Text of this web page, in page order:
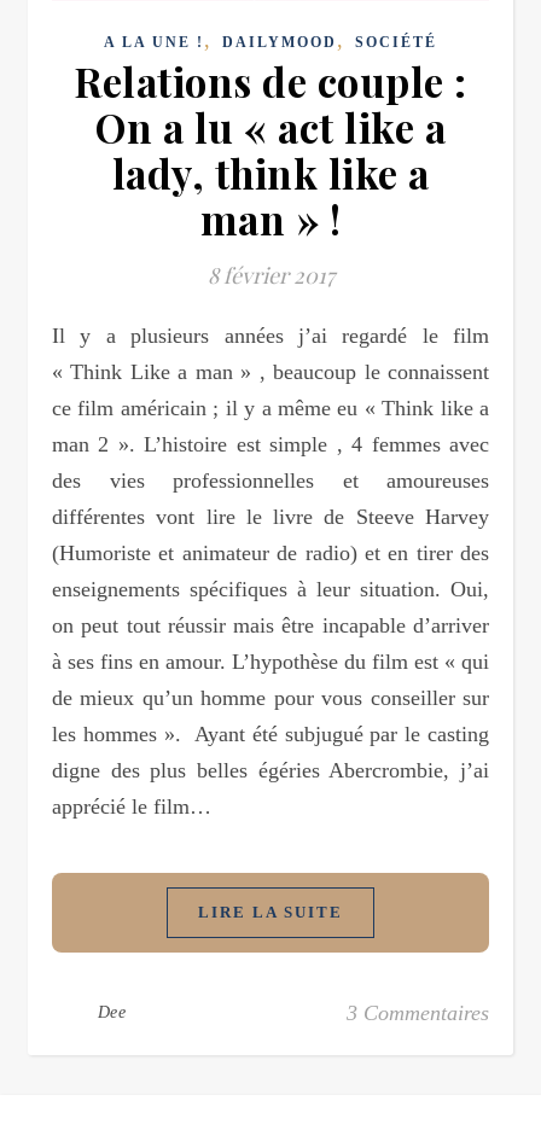
A LA UNE ! , DAILYMOOD , SOCIÉTÉ
Relations de couple :
On a lu « act like a
lady, think like a
man » !
8 février 2017
Il y a plusieurs années j’ai regardé le film
« Think Like a man » , beaucoup le connaissent
ce film américain ; il y a même eu « Think like a
man 2 ». L’histoire est simple , 4 femmes avec
des vies professionnelles et amoureuses
différentes vont lire le livre de Steeve Harvey
(Humoriste et animateur de radio) et en tirer des
enseignements spécifiques à leur situation. Oui,
on peut tout réussir mais être incapable d’arriver
à ses fins en amour. L’hypothèse du film est « qui
de mieux qu’un homme pour vous conseiller sur
les hommes ». Ayant été subjugué par le casting
digne des plus belles égéries Abercrombie, j’ai
apprécié le film…
LIRE LA SUITE
Dee 3 Commentaires